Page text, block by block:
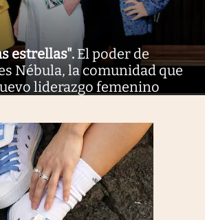
estrellas". El poder de
Nébula, la comunidad que
liderazgo femenino